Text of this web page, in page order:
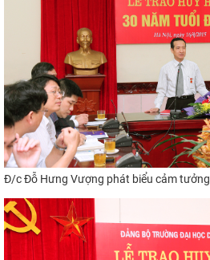
Đ/c Đỗ Hưng Vượng phát biểu cảm tưởng